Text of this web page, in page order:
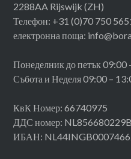
2288AA Rijswijk (ZH)
Телефон: +31 (0)70 750
електронна поща:
Понеделник до петък 09:00
Събота и Неделя 09:00 –
КвК Номер: 66740975
ДДС номер:
ИБАН: